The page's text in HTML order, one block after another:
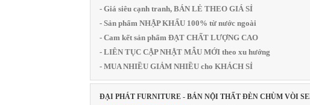
- Giá siêu cạnh tranh, BÁN LẺ THEO GIÁ SỈ
- Sản phẩm NHẬP KHẨU 100% từ nước ngoài
- Cam kết sản phẩm ĐẠT CHẤT LƯỢNG CAO
- LIÊN TỤC CẬP NHẬT MẪU MỚI theo xu hướng
- MUA NHIỀU GIẢM NHIỀU cho KHÁCH SỈ
ĐẠI PHÁT FURNITURE - BÁN NỘI THẤT ĐÈN CHÙM VÒI